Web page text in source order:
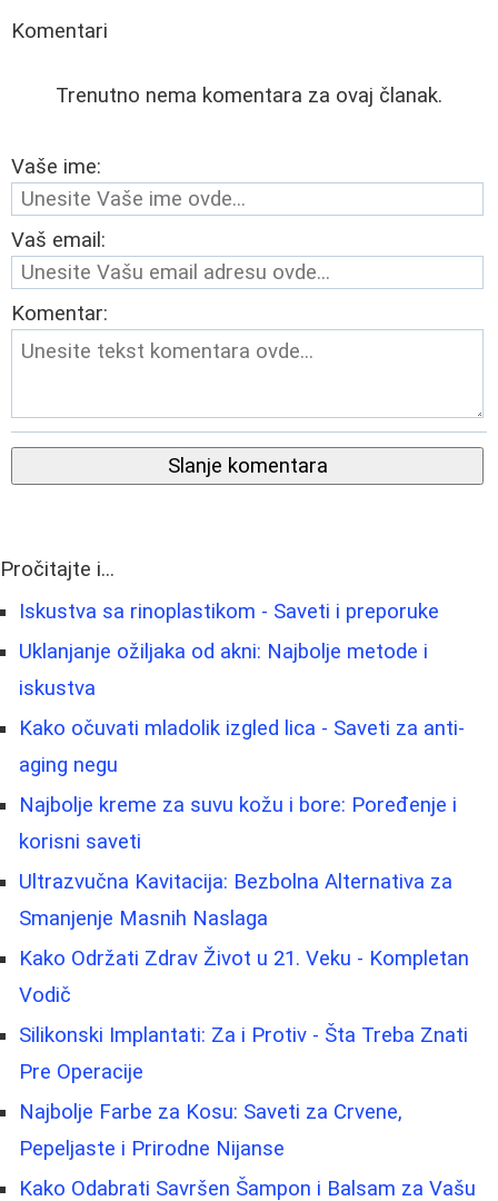
Komentari
Trenutno nema komentara za ovaj članak.
Vaše ime:
Vaš email:
Komentar:
Slanje komentara
Pročitajte i...
Iskustva sa rinoplastikom - Saveti i preporuke
Uklanjanje ožiljaka od akni: Najbolje metode i
iskustva
Kako očuvati mladolik izgled lica - Saveti za anti-
aging negu
Najbolje kreme za suvu kožu i bore: Poređenje i
korisni saveti
Ultrazvučna Kavitacija: Bezbolna Alternativa za
Smanjenje Masnih Naslaga
Kako Održati Zdrav Život u 21. Veku - Kompletan
Vodič
Silikonski Implantati: Za i Protiv - Šta Treba Znati
Pre Operacije
Najbolje Farbe za Kosu: Saveti za Crvene,
Pepeljaste i Prirodne Nijanse
Kako Odabrati Savršen Šampon i Balsam za Vašu